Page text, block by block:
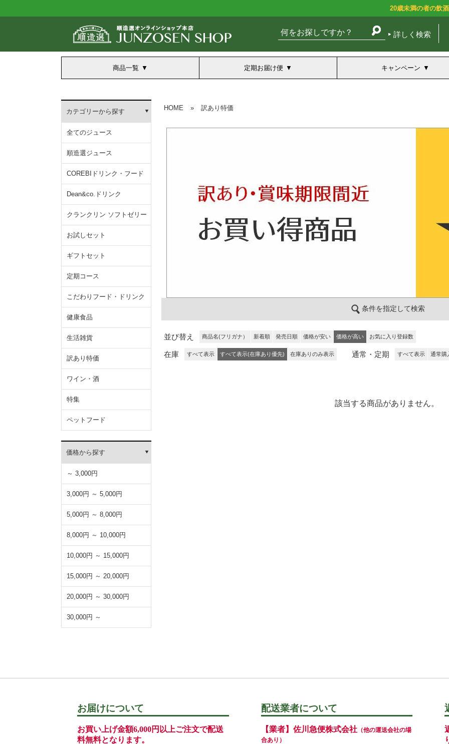
20歳未満の者の飲
詳しく検索
商品一覧 定期お届け便 キャンペーン
カテゴリーから探す
全てのジュース
順造選ジュース
COREBIドリンク・フード
Dean&co.ドリンク
クランクリン ソフトゼリー
お試しセット
ギフトセット
定期コース
こだわりフード・ドリンク
健康食品
生活雑貨
訳あり特価
ワイン・酒
特集
ペットフード
価格から探す
～ 3,000円
3,000円 ～ 5,000円
5,000円 ～ 8,000円
8,000円 ～ 10,000円
10,000円 ～ 15,000円
15,000円 ～ 20,000円
20,000円 ～ 30,000円
30,000円 ～
HOME » 訳あり特価
条件を指定して検索
並び替え 商品名(フリガナ） 新着順 発売日順 価格が安い 価格が高い お気に入り登録数
在庫 すべて表示 すべて表示(在庫あり優先) 在庫ありのみ表示 通常・定期 すべて表示 通常購
該当する商品がありません。